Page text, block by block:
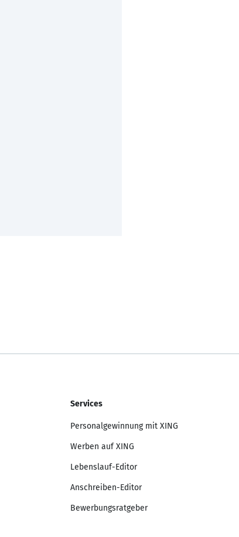
Services
Personalgewinnung mit XING
Werben auf XING
Lebenslauf-Editor
Anschreiben-Editor
Bewerbungsratgeber